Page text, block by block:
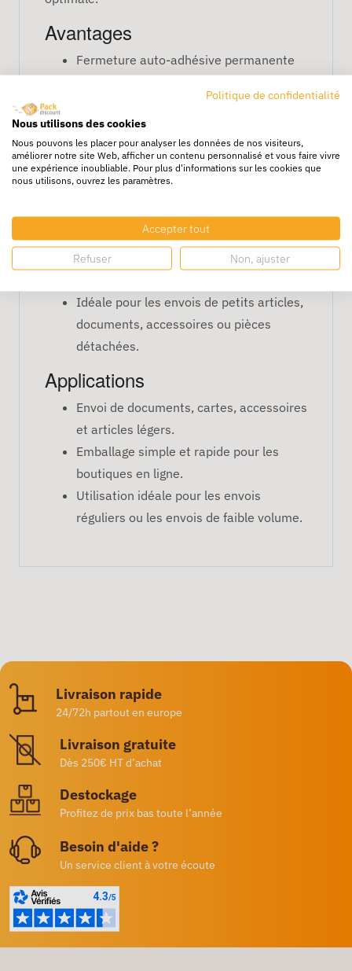
Avantages
Fermeture auto-adhésive permanente
Dimensions pratiques de19x5x30+5
cm, adaptées pour des petits objets ou
documents.
Design à fond plat pour une gestion
présentation soignée.
Facile à utiliser pour un emballage
rapide et sécurisé, sans besoin de
Idéale pour les envois de petits articles,
documents, accessoires ou pièces
détachées.
Applications
Envoi de documents, cartes, accessoires
et articles légers.
Emballage simple et rapide pour les
boutiques en ligne.
Utilisation idéale pour les envois
réguliers ou les envois de faible volume.
Livraison rapide
24/72h partout en europe
Livraison gratuite
Dès 250€ HT d’achat
Destockage
Profitez de prix bas toute l’année
Besoin d'aide ?
Un service client à votre écoute
Politique de confidentialité
Nous utilisons des cookies
Nous pouvons les placer pour analyser les données de nos visiteurs,
améliorer notre site Web, afficher un contenu personnalisé et vous faire vivre
une expérience inoubliable. Pour plus d'informations sur les cookies que
nous utilisons, ouvrez les paramètres.
Accepter tout
Refuser Non, ajuster